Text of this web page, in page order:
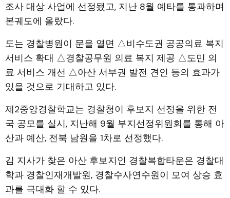
조사 대상 사업에 선정됐고, 지난 8월 예타를 통과하며
본궤도에 올랐다.
도는 경찰병원이 문을 열면 △비수도권 공공의료 복지
서비스 확대 △경찰공무원 의료 복지 제공 △도민 의
료 서비스 개선 △아산 서부권 발전 견인 등의 효과가
있을 것으로 기대하고 있다.
제2중앙경찰학교는 경찰청이 후보지 선정을 위한 전
국 공모를 실시, 지난해 9월 부지선정위원회를 통해 아
산과 예산, 전북 남원을 1차로 선정했다.
김 지사가 찾은 아산 후보지인 경찰복합타운은 경찰대
학과 경찰인재개발원, 경찰수사연수원이 모여 상승 효
과를 극대화 할 수 있다.